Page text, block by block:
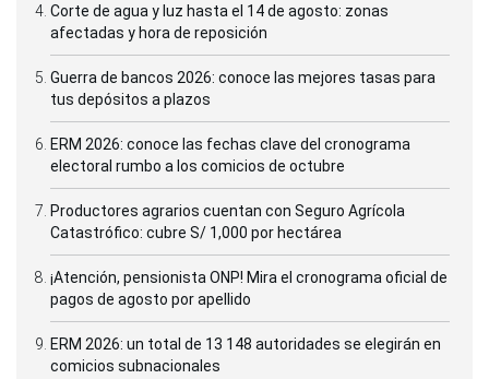
Corte de agua y luz hasta el 14 de agosto: zonas
afectadas y hora de reposición
Guerra de bancos 2026: conoce las mejores tasas para
tus depósitos a plazos
ERM 2026: conoce las fechas clave del cronograma
electoral rumbo a los comicios de octubre
Productores agrarios cuentan con Seguro Agrícola
Catastrófico: cubre S/ 1,000 por hectárea
¡Atención, pensionista ONP! Mira el cronograma oficial de
pagos de agosto por apellido
ERM 2026: un total de 13 148 autoridades se elegirán en
comicios subnacionales